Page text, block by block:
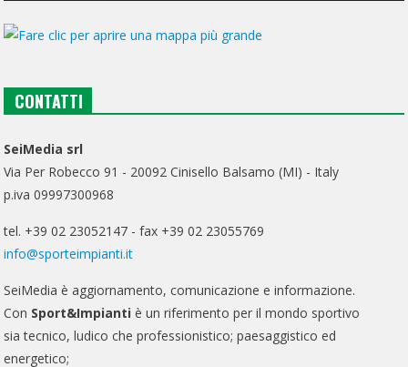
CONTATTI
SeiMedia srl
Via Per Robecco 91 - 20092 Cinisello Balsamo (MI) - Italy
p.iva 09997300968
tel. +39 02 23052147 - fax +39 02 23055769
info@sporteimpianti.it
SeiMedia è aggiornamento, comunicazione e informazione.
Con Sport&Impianti è un riferimento per il mondo sportivo
sia tecnico, ludico che professionistico; paesaggistico ed
energetico;